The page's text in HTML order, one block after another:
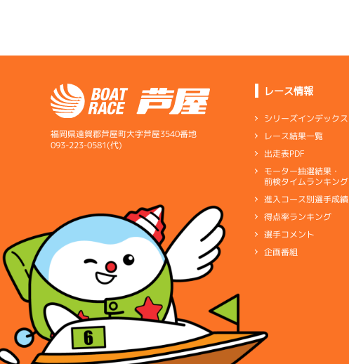
福岡県遠賀郡芦屋町大字芦屋3540番地
093-223-0581(代)
レース情報
シリーズインデックス
レース結果一覧
出走表PDF
モーター抽選結果・
前検タイムランキング
進入コース別選手成績
得点率ランキング
選手コメント
企画番組